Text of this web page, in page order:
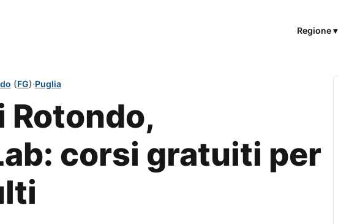
Regione ▾
(FG)·Puglia
Rotondo,
corsi gratuiti per